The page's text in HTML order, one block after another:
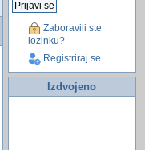
Zaboravili ste
lozinku?
Registriraj se
Izdvojeno